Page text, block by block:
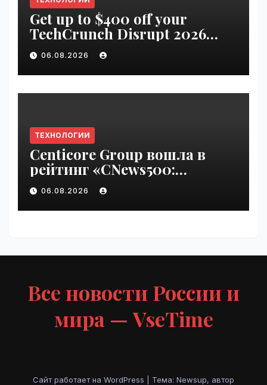
Get up to $400 off your
TechCrunch Disrupt 2026
pass until Friday | VseTime.ru
06.08.2026
ТЕХНОЛОГИИ
Centicore Group вошла в
рейтинг «CNews500:
Крупнейшие ИТ-компании
России» | VseTime.ru
06.08.2026
Все новости России и
мира — VseTime
Сайт работает на WordPress Тема: Newsup, автор